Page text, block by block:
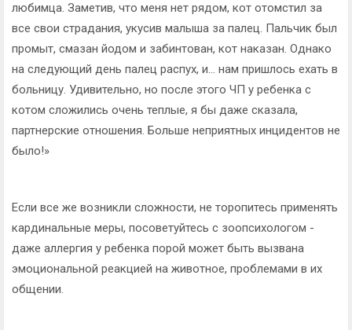
любимца. Заметив, что меня нет рядом, кот отомстил за
все свои страдания, укусив малыша за палец. Пальчик был
промыт, смазан йодом и забинтован, кот наказан. Однако
на следующий день палец распух, и... нам пришлось ехать в
больницу. Удивительно, но после этого ЧП у ребенка с
котом сложились очень теплые, я бы даже сказала,
партнерские отношения. Больше неприятных инцидентов не
было!»
Если все же возникли сложности, не торопитесь применять
кардинальные меры, посоветуйтесь с зоопсихологом -
даже аллергия у ребенка порой может быть вызвана
эмоциональной реакцией на животное, проблемами в их
общении.